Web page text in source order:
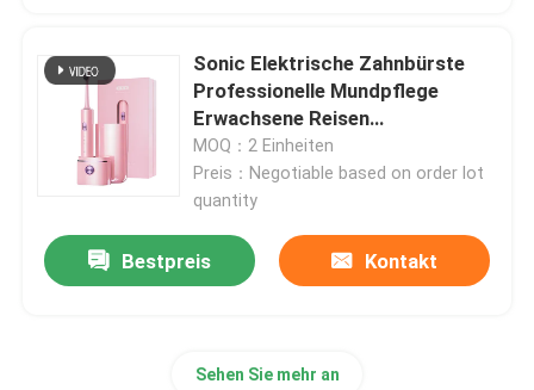
wieder aufladbare elektrische Zahnbürste
Erwachsene elektrische Zahnbürste
Kinderelektrische Zahnbürste
Sonic Electric Toothbrush
Intelligente elektrische Zahnbürste
Sonic Elektrische Zahnbürste
Professionelle Mundpflege
Erwachsene Reisen
wasserdichte Zahnbürste
MOQ：2 Einheiten
Preis：Negotiable based on order lot
quantity
Bestpreis Kontakt
Sehen Sie mehr an